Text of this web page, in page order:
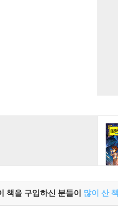
책을 구입하신 분들이 많이 산 책